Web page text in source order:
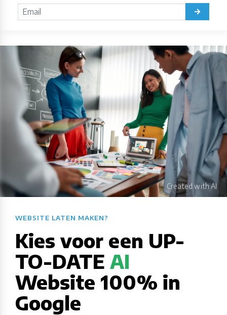
WEBSITE LATEN MAKEN?​​​​​​​​​​​​​​
Kies voor een UP-
TO-DATE AI
Website 100% in
Google